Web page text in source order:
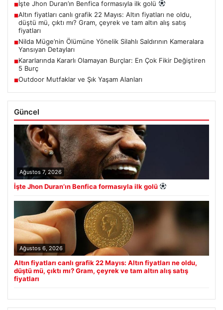
■İşte Jhon Duran’ın Benfica formasıyla ilk golü
■Altın fiyatları canlı grafik 22 Mayıs: Altın fiyatları ne oldu,
düştü mü, çıktı mı? Gram, çeyrek ve tam altın alış satış
fiyatları
■Nilda Müge’nin Ölümüne Yönelik Silahlı Saldırının Kameralara
Yansıyan Detayları
■Kararlarında Kararlı Olamayan Burçlar: En Çok Fikir Değiştiren
5 Burç
■Outdoor Mutfaklar ve Şık Yaşam Alanları
Güncel
Ağustos 7, 2026
İşte Jhon Duran’ın Benfica formasıyla ilk golü
Ağustos 6, 2026
Altın fiyatları canlı grafik 22 Mayıs: Altın fiyatları ne oldu,
düştü mü, çıktı mı? Gram, çeyrek ve tam altın alış satış
fiyatları